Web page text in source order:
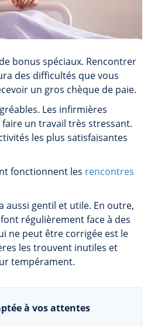
bonus spéciaux. Rencontrer
des difficultés que vous
un gros chèque de paie.
Les infirmières
un travail très stressant.
les plus satisfaisantes
fonctionnent les rencontres
aussi gentil et utile. En outre,
régulièrement face à des
ne peut être corrigée est le
les trouvent inutiles et
tempérament.
à vos attentes